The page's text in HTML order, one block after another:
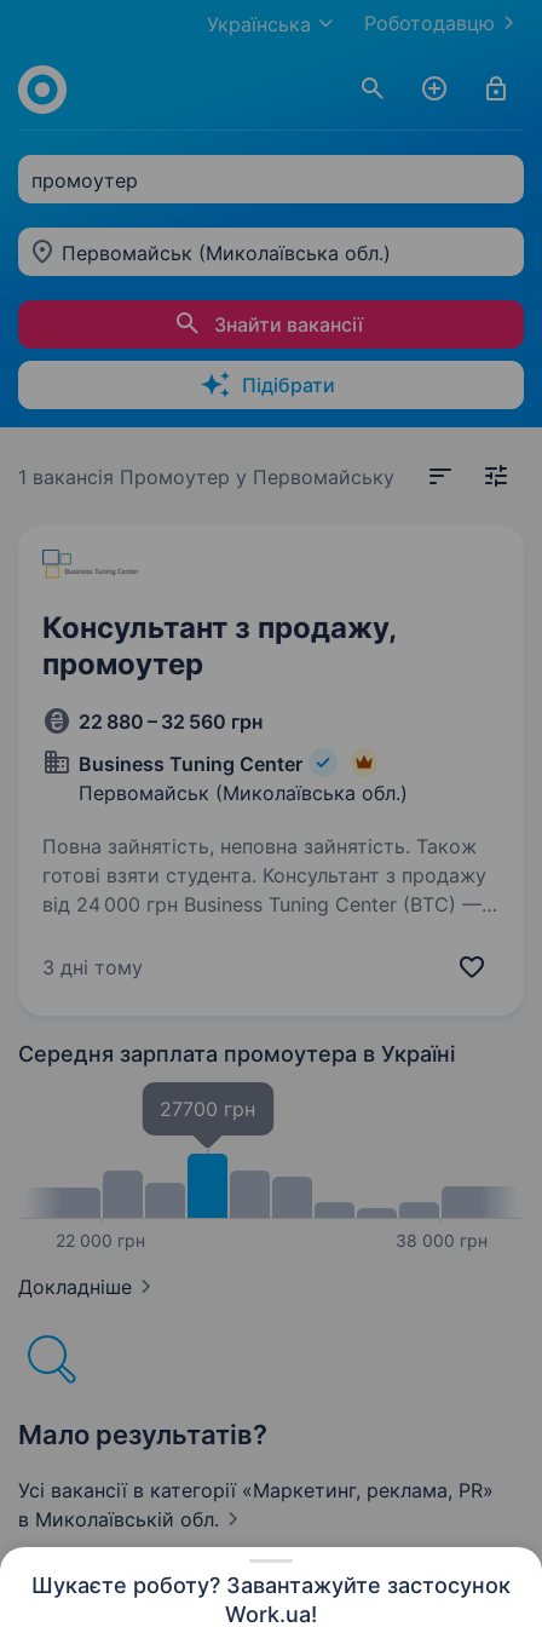
Шукаєте роботу? Завантажуйте застосунок
Work.ua!
Роботодавцю
Українська
промоутер
Первомайськ (Миколаївська обл.)
Знайти вакансії
Підібрати
1 вакансія Промоутер у Первомайську
Консультант з продажу,
промоутер
22 880 – 32 560 грн
Business Tuning Center
Первомайськ (Миколаївська обл.)
Повна зайнятість, неповна зайнятість. Також
готові взяти студента. Консультант з продажу
від 24 000 грн Business Tuning Center (BTC) —
комунікацій в Україні з понад 20-річним
3 дні тому
Середня зарплата промоутера в Україні
22 000 грн
27700 грн
38 000 грн
Докладніше
Мало результатів?
Усі вакансії в категорії «Маркетинг, реклама, PR»
в Миколаївській обл.